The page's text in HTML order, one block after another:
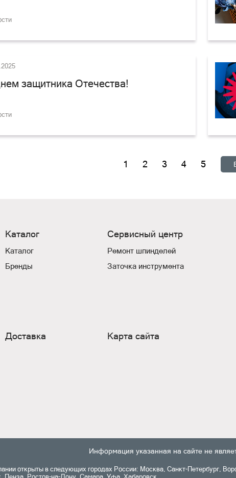
защитника Отечества!
1 2 3 4 5
Каталог
Каталог
Бренды
Сервисный центр
Ремонт шпинделей
Заточка инструмента
Доставка Карта сайта
Информация указанная на сайте не
открыты в следующих городах России: Москва, Санкт-Петербург,